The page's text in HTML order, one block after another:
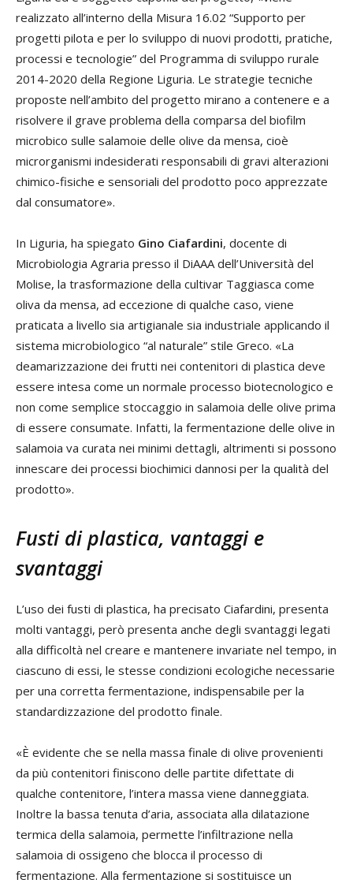
realizzato all’interno della Misura 16.02 “Supporto per
progetti pilota e per lo sviluppo di nuovi prodotti, pratiche,
processi e tecnologie” del Programma di sviluppo rurale
2014-2020 della Regione Liguria. Le strategie tecniche
proposte nell’ambito del progetto mirano a contenere e a
risolvere il grave problema della comparsa del biofilm
microbico sulle salamoie delle olive da mensa, cioè
microrganismi indesiderati responsabili di gravi alterazioni
chimico-fisiche e sensoriali del prodotto poco apprezzate
dal consumatore».
In Liguria, ha spiegato Gino Ciafardini, docente di
Microbiologia Agraria presso il DiAAA dell’Università del
Molise, la trasformazione della cultivar Taggiasca come
oliva da mensa, ad eccezione di qualche caso, viene
praticata a livello sia artigianale sia industriale applicando il
sistema microbiologico “al naturale” stile Greco. «La
deamarizzazione dei frutti nei contenitori di plastica deve
essere intesa come un normale processo biotecnologico e
non come semplice stoccaggio in salamoia delle olive prima
di essere consumate. Infatti, la fermentazione delle olive in
salamoia va curata nei minimi dettagli, altrimenti si possono
innescare dei processi biochimici dannosi per la qualità del
prodotto».
Fusti di plastica, vantaggi e
svantaggi
L’uso dei fusti di plastica, ha precisato Ciafardini, presenta
molti vantaggi, però presenta anche degli svantaggi legati
alla difficoltà nel creare e mantenere invariate nel tempo, in
ciascuno di essi, le stesse condizioni ecologiche necessarie
per una corretta fermentazione, indispensabile per la
standardizzazione del prodotto finale.
«È evidente che se nella massa finale di olive provenienti
da più contenitori finiscono delle partite difettate di
qualche contenitore, l’intera massa viene danneggiata.
Inoltre la bassa tenuta d’aria, associata alla dilatazione
termica della salamoia, permette l’infiltrazione nella
salamoia di ossigeno che blocca il processo di
fermentazione. Alla fermentazione si sostituisce un